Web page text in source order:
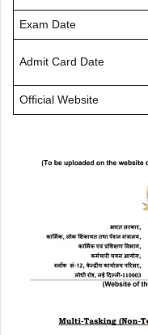
Exam Date
Admit Card Date
Official Website